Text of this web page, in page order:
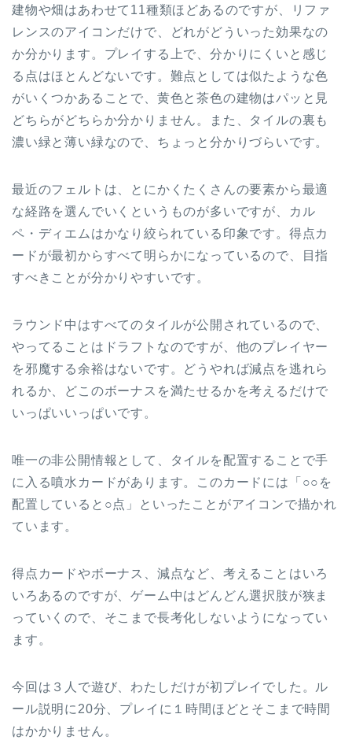
建物や畑はあわせて11種類ほどあるのですが、リファ
レンスのアイコンだけで、どれがどういった効果なの
か分かります。プレイする上で、分かりにくいと感じ
る点はほとんどないです。難点としては似たような色
がいくつかあることで、黄色と茶色の建物はパッと見
どちらがどちらか分かりません。また、タイルの裏も
濃い緑と薄い緑なので、ちょっと分かりづらいです。
最近のフェルトは、とにかくたくさんの要素から最適
な経路を選んでいくというものが多いですが、カル
ペ・ディエムはかなり絞られている印象です。得点カ
ードが最初からすべて明らかになっているので、目指
すべきことが分かりやすいです。
ラウンド中はすべてのタイルが公開されているので、
やってることはドラフトなのですが、他のプレイヤー
を邪魔する余裕はないです。どうやれば減点を逃れら
れるか、どこのボーナスを満たせるかを考えるだけで
いっぱいいっぱいです。
唯一の非公開情報として、タイルを配置することで手
に入る噴水カードがあります。このカードには「○○を
配置していると○点」といったことがアイコンで描かれ
ています。
得点カードやボーナス、減点など、考えることはいろ
いろあるのですが、ゲーム中はどんどん選択肢が狭ま
っていくので、そこまで長考化しないようになってい
ます。
今回は３人で遊び、わたしだけが初プレイでした。ル
ール説明に20分、プレイに１時間ほどとそこまで時間
はかかりません。